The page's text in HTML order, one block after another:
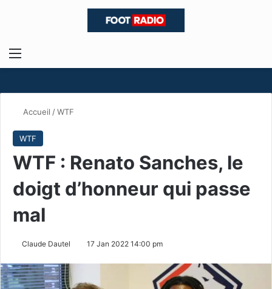
Menu
Accueil /WTF
WTF
WTF : Renato Sanches, le
doigt d’honneur qui passe
mal
Claude Dautel 17 Jan 2022 14:00 pm